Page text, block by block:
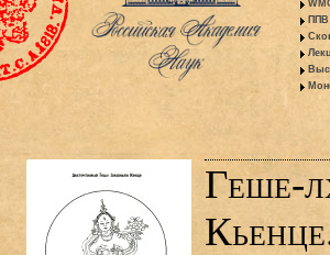
ППВ
Геше-